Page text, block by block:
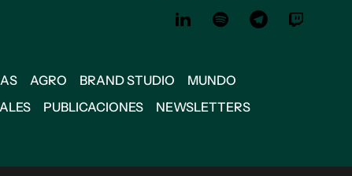
AGRO BRAND STUDIO
MUNDO
PUBLICACIONES
NEWSLETTERS